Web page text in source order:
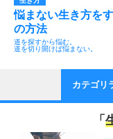
悩まない生き方を
の方法
道を探すから悩む。
道を切り開けば悩まない。
カテゴリ
「